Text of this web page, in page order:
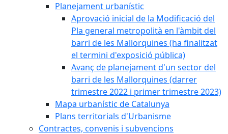
Planejament urbanístic
Aprovació inicial de la Modificació del
Pla general metropolità en l'àmbit del
barri de les Mallorquines (ha finalitzat
el termini d'exposició pública)
Avanç de planejament d'un sector del
barri de les Mallorquines (darrer
trimestre 2022 i primer trimestre 2023)
Mapa urbanístic de Catalunya
Plans territorials d'Urbanisme
Contractes, convenis i subvencions